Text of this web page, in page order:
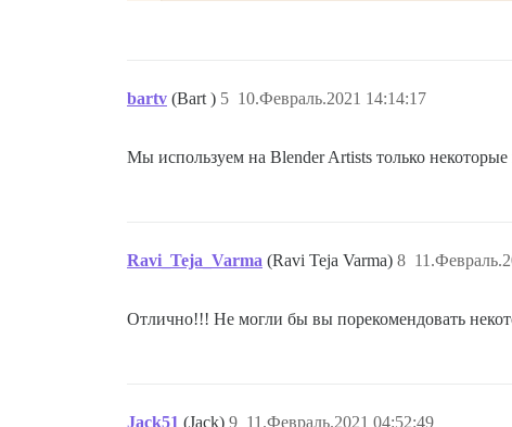
bartv (Bart ) 10.Февраль.2021 14:14:17
5
Мы используем на Blender Artists только
Ravi_Teja_Varma (Ravi Teja Varma) 8
Отлично!!! Не могли бы вы порекомендовать
Jack51 (Jack) 11.Февраль.2021 04:52:49
9